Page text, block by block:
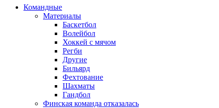
Командные
Материалы
Баскетбол
Волейбол
Хоккей с мячом
Регби
Другие
Бильярд
Фехтование
Шахматы
Гандбол
Финская команда отказалась